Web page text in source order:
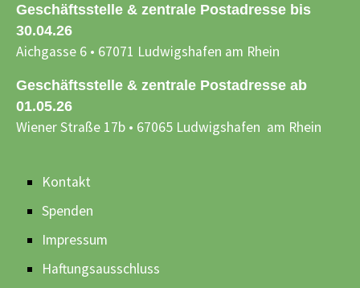
Geschäftsstelle & zentrale Postadresse bis
30.04.26
Aichgasse 6 • 67071 Ludwigshafen am Rhein
Geschäftsstelle & zentrale Postadresse ab
01.05.26
Wiener Straße 17b • 67065 Ludwigshafen am Rhein
Kontakt
Spenden
Impressum
Haftungsausschluss